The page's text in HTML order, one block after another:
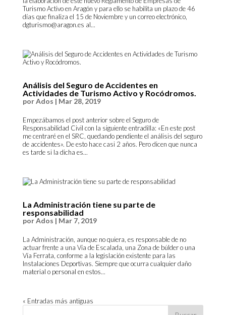
Turismo Activo en Aragón y para ello se habilita un plazo de 46
días que finaliza el 15 de Noviembre y un correo electrónico,
dgturismo@aragon.es al...
Análisis del Seguro de Accidentes en
Actividades de Turismo Activo y Rocódromos.
porAdos | Mar 28, 2019
Empezábamos el post anterior sobre el Seguro de
Responsabilidad Civil con la siguiente entradilla: «En este post
me centraré en el SRC, quedando pendiente el análisis del seguro
de accidentes». De esto hace casi 2 años. Pero dicen que nunca
es tarde si la dicha es...
La Administración tiene su parte de
responsabilidad
porAdos | Mar 7, 2019
La Administración, aunque no quiera, es responsable de no
actuar frente a una Vía de Escalada, una Zona de búlder o una
Vía Ferrata, conforme a la legislación existente para las
Instalaciones Deportivas. Siempre que ocurra cualquier daño
material o personal en estos...
« Entradas más antiguas